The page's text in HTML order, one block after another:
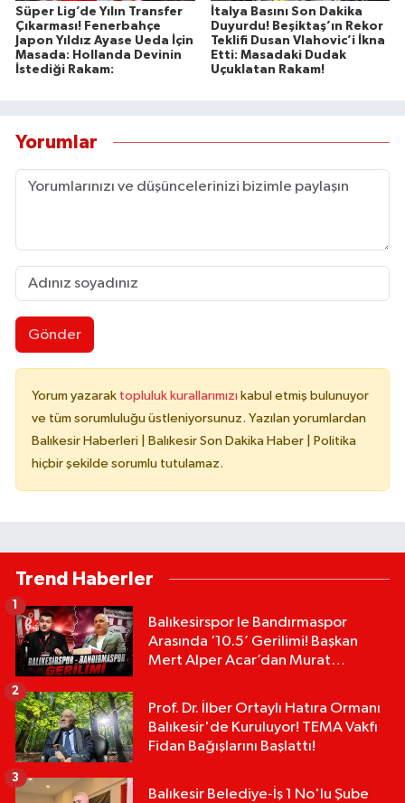
Süper Lig’de Yılın Transfer
Çıkarması! Fenerbahçe
Japon Yıldız Ayase Ueda İçin
Masada: Hollanda Devinin
İstediği Rakam:
İtalya Basını Son Dakika
Duyurdu! Beşiktaş’ın Rekor
Teklifi Dusan Vlahovic’i İkna
Etti: Masadaki Dudak
Uçuklatan Rakam!
Yorumlar
Gönder
Yorum yazarak topluluk kurallarımızı kabul etmiş bulunuyor
ve tüm sorumluluğu üstleniyorsunuz. Yazılan yorumlardan
Balıkesir Haberleri | Balıkesir Son Dakika Haber | Politika
hiçbir şekilde sorumlu tutulamaz.
Trend Haberler
Balıkesirspor le Bandırmaspor
Arasında ‘10.5’ Gerilimi! Başkan
Mert Alper Acar’dan Murat
Prof. Dr. İlber Ortaylı Hatıra Ormanı
Balıkesir'de Kuruluyor! TEMA Vakfı
Fidan Bağışlarını Başlattı!
2
Balıkesir Belediye-İş 1 No'lu Şube
3